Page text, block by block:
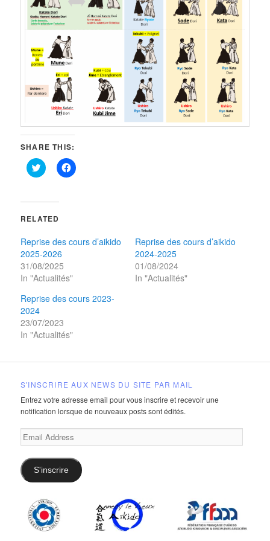
SHARE THIS:
Click
to
(Opens
new
Click
to
RELATED
Reprise des cours d’aikido
2025-2026
31/08/2025
In "Actualités"
Reprise des cours d’aikido
2024-2025
01/08/2024
In "Actualités"
Reprise des cours 2023-
2024
23/07/2023
In "Actualités"
S'INSCRIRE AUX NEWS DU SITE PAR MAIL
Entrez votre adresse email pour vous inscrire et recevoir une
notification lorsque de nouveaux posts sont édités.
Email
Address
S'inscrire